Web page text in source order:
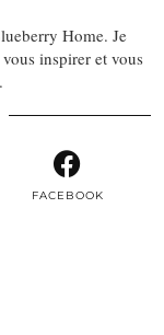
Home. Je
inspirer et vous
FACEBOOK